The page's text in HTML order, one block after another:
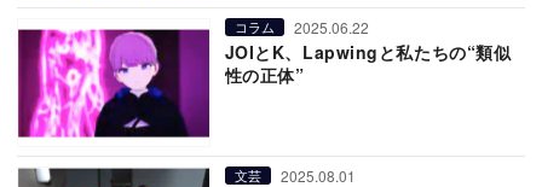
コラム 2025.06.22
JOIとK、Lapwingと私たちの“類似
性の正体”
文芸 2025.08.01